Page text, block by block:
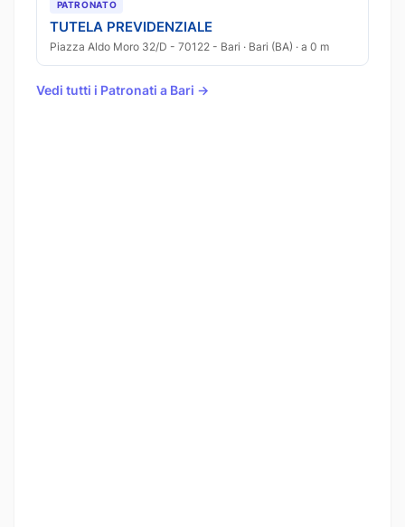
PATRONATO
TUTELA PREVIDENZIALE
Piazza Aldo Moro 32/D - 70122 - Bari · Bari (BA) · a 0 m
Vedi tutti i Patronati a Bari →